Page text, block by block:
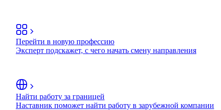
Перейти в новую профессию
Эксперт подскажет, с чего начать смену направления
Найти работу за границей
Наставник поможет найти работу в зарубежной компании